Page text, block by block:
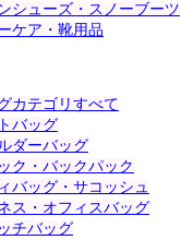
シューズ・スノーブーツ
ケア・靴用品
カテゴリすべて
バッグ
ダーバッグ
ク・バックパック
バッグ・サコッシュ
ス・オフィスバッグ
チバッグ